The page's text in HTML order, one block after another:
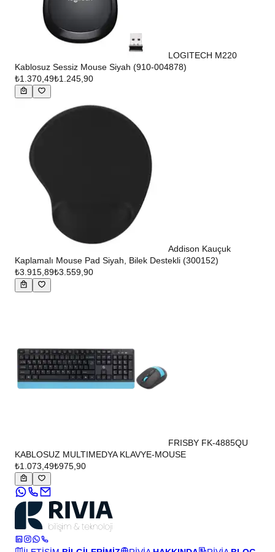
LOGITECH M220
Kablosuz Sessiz Mouse Siyah (910-004878)
₺1.370,49₺1.245,90
Addison Kauçuk
Kaplamalı Mouse Pad Siyah, Bilek Destekli (300152)
₺3.915,89₺3.559,90
FRISBY FK-4885QU
KABLOSUZ MULTIMEDYA KLAVYE-MOUSE
₺1.073,49₺975,90